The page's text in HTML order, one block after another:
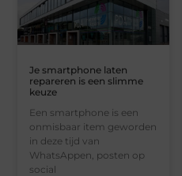
Je smartphone laten
repareren is een slimme
keuze
Een smartphone is een
onmisbaar item geworden
in deze tijd van
WhatsAppen, posten op
social